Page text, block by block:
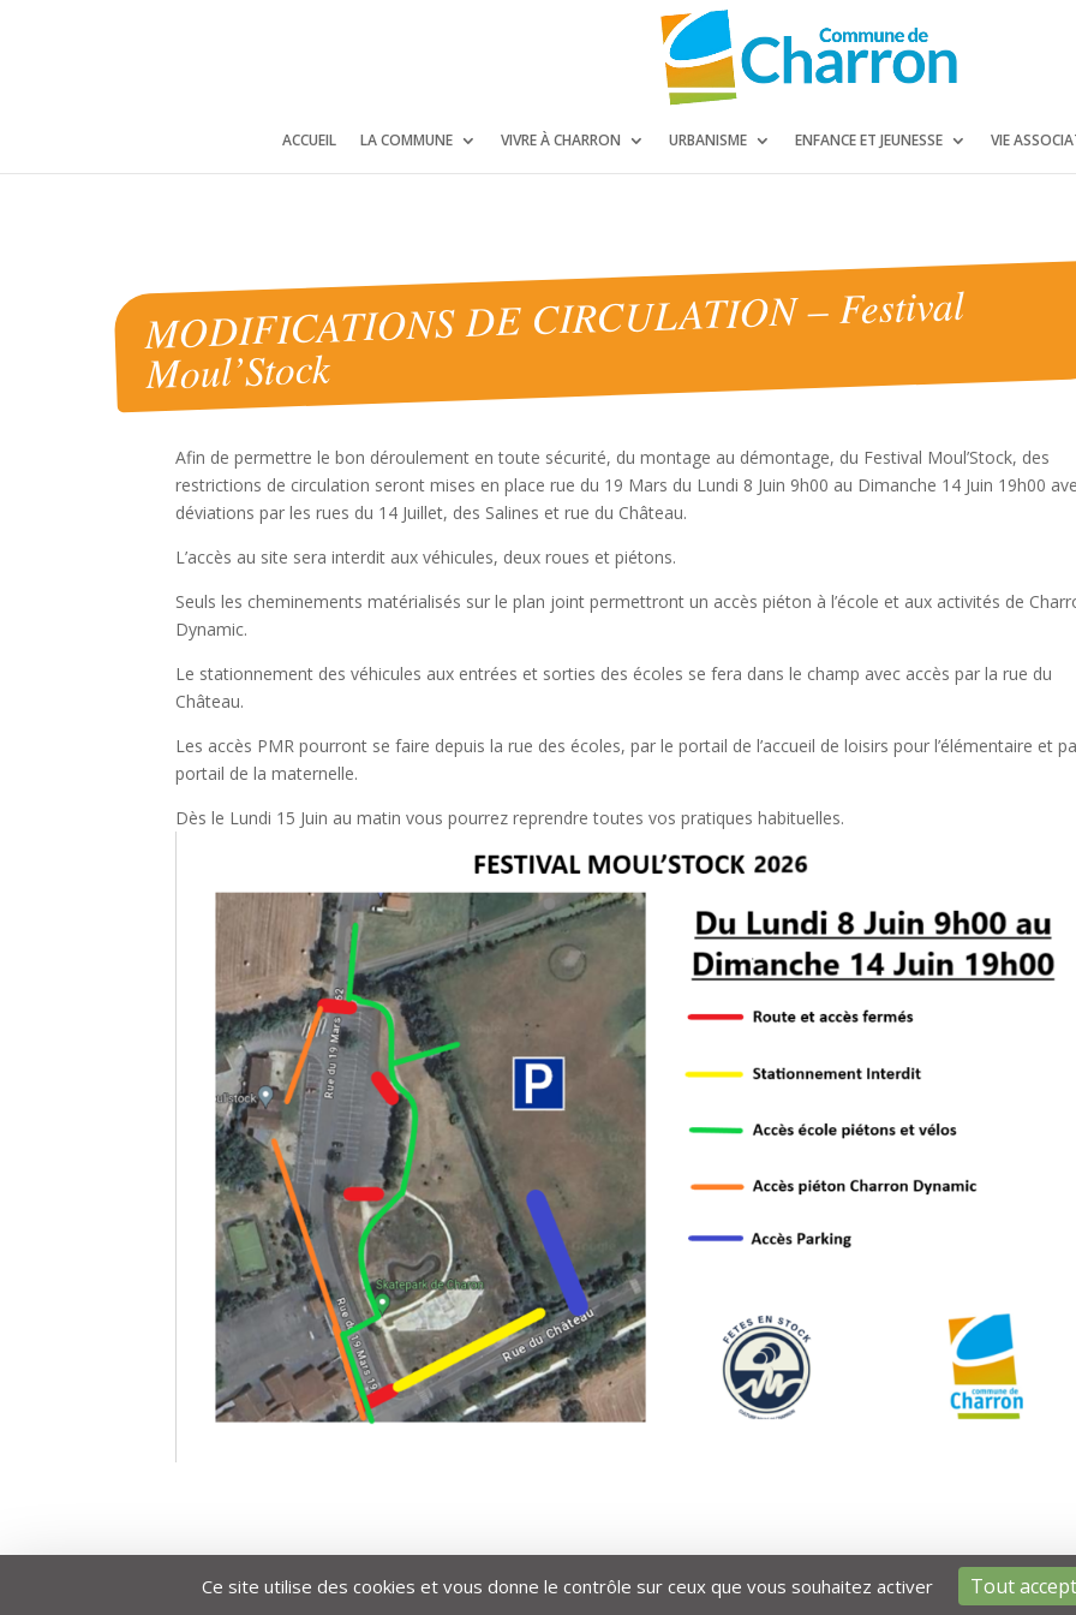
Ce site utilise des cookies et vous donne le contrôle sur ceux que vous souhaitez activer Tout
ACCUEIL LA COMMUNE VIVRE À CHARRON URBANISME ENFANCE ET JEUNESSE VIE
MODIFICATIONS DE CIRCULATION – Festival
Moul’Stock
Afin de permettre le bon déroulement en toute sécurité, du montage au démontage, du Festival Moul’Stock, des
restrictions de circulation seront mises en place rue du 19 Mars du Lundi 8 Juin 9h00 au Dimanche 14 Juin 19h00
déviations par les rues du 14 Juillet, des Salines et rue du Château.
L’accès au site sera interdit aux véhicules, deux roues et piétons.
Seuls les cheminements matérialisés sur le plan joint permettront un accès piéton à l’école et aux activités de
Dynamic.
Le stationnement des véhicules aux entrées et sorties des écoles se fera dans le champ avec accès par la rue du
Château.
Les accès PMR pourront se faire depuis la rue des écoles, par le portail de l’accueil de loisirs pour l’élémentaire et
portail de la maternelle.
Dès le Lundi 15 Juin au matin vous pourrez reprendre toutes vos pratiques habituelles.